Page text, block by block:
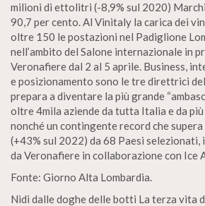
milioni di ettolitri (-8,9% sul 2020)
90,7 per cento. Al Vinitaly la carica dei
oltre 150 le postazioni nel Padiglione
nell’ambito del Salone internazionale in
Veronafiere dal 2 al 5 aprile. Business,
e posizionamento sono le tre direttrici
prepara a diventare la più grande
oltre 4mila aziende da tutta Italia e da
nonché un contingente record che
(+43% sul 2022) da 68 Paesi
da Veronafiere in collaborazione con Ice
Fonte: Giorno Alta Lombardia.
Nidi dalle doghe delle botti La terza vita